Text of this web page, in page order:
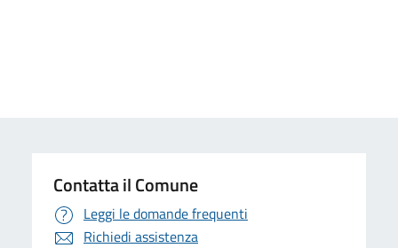
Contatta il Comune
Leggi le domande frequenti
Richiedi assistenza